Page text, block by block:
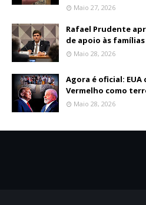
Maio 27, 2026
Rafael Prudente
de apoio às
Maio 28, 2026
Agora é oficial: EUA
Vermelho como
Maio 28, 2026